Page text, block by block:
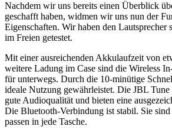
Nachdem wir uns bereits einen Überblick
geschafft haben, widmen wir uns nun der
Eigenschaften. Wir haben den Lautsprecher
im Freien getestet.
Mit einer ausreichenden Akkulaufzeit von
weitere Ladung im Case sind die Wireless
für unterwegs. Durch die 10-minütige
ideale Nutzung gewährleistet. Die JBL Tune
gute Audioqualität und bieten eine
Die Bluetooth-Verbindung ist stabil. Sie
passen in jede Tasche.